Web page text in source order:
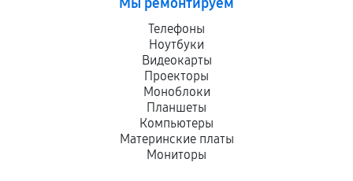
Телефоны
Ноутбуки
Видеокарты
Проекторы
Моноблоки
Планшеты
Компьютеры
Материнские платы
Мониторы